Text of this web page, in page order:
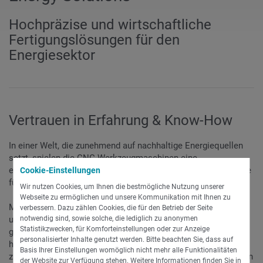
Cookie-Einstellungen
Wir nutzen Cookies, um Ihnen die bestmögliche Nutzung unserer
Webseite zu ermöglichen und unsere Kommunikation mit Ihnen zu
verbessern. Dazu zählen Cookies, die für den Betrieb der Seite
notwendig sind, sowie solche, die lediglich zu anonymen
Statistikzwecken, für Komforteinstellungen oder zur Anzeige
personalisierter Inhalte genutzt werden. Bitte beachten Sie, dass auf
Basis Ihrer Einstellungen womöglich nicht mehr alle Funktionalitäten
der Website zur Verfügung stehen. Weitere Informationen finden Sie in
Hochpräzise und wirtschaftliche
Fertigungslösungen für den
Energiesektor
Vertrauen in Erfahrung & Know-How
In einer Welt, die zunehmend auf nachhaltige Energiequellen
setzt, spielen die CNC-Werkzeugmaschinen eine
entscheidende Rolle bei der Herstellung hochpräziser Bauteile
für verschiedenste energietechnische Anlagen.
Mit INDEX Produktionsdrehautomaten, Langdrehautomaten
und Dreh-Fräszentren sind Sie nicht nur in der Lage, komplexe
geometrische Formen mit mikrometergenauer Präzision
herzustellen, sondern auch eine breite Palette von Materialien
zu bearbeiten –von Aluminiumlegierungen, hochfesten Stählen